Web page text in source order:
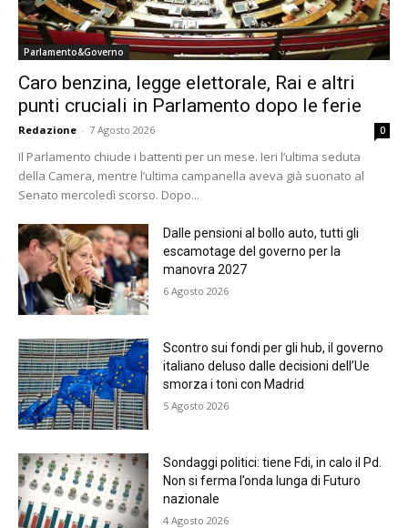
Parlamento&Governo
Caro benzina, legge elettorale, Rai e altri
punti cruciali in Parlamento dopo le ferie
Redazione - 7 Agosto 2026 0
Il Parlamento chiude i battenti per un mese. Ieri l’ultima seduta
della Camera, mentre l’ultima campanella aveva già suonato al
Senato mercoledì scorso. Dopo...
Dalle pensioni al bollo auto, tutti gli
escamotage del governo per la
manovra 2027
6 Agosto 2026
Scontro sui fondi per gli hub, il governo
italiano deluso dalle decisioni dell’Ue
smorza i toni con Madrid
5 Agosto 2026
Sondaggi politici: tiene Fdi, in calo il Pd.
Non si ferma l’onda lunga di Futuro
nazionale
4 Agosto 2026